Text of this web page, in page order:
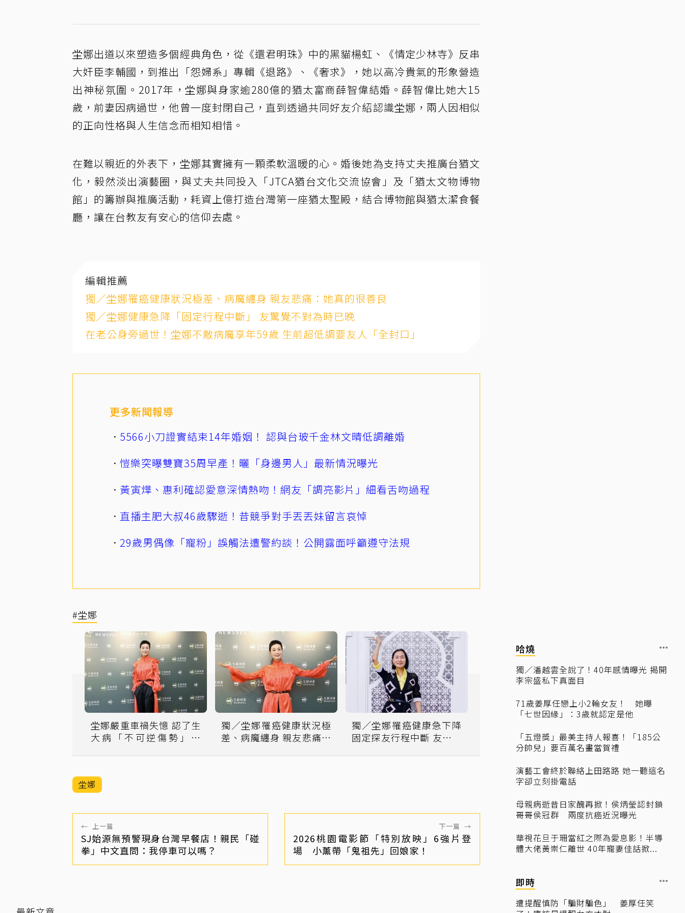
坣娜出道以來塑造多個經典角色，從《還君明珠》中的黑貓楊虹、《情定少林寺》反串
大奸臣李輔國，到推出「怨婦系」專輯《退路》、《奢求》，她以高冷貴氣的形象營造
出神秘氛圍。2017年，坣娜與身家逾280億的猶太富商薛智偉結婚。薛智偉比她大15
歲，前妻因病過世，他曾一度封閉自己，直到透過共同好友介紹認識坣娜，兩人因相似
的正向性格與人生信念而相知相惜。
在難以親近的外表下，坣娜其實擁有一顆柔軟溫暖的心。婚後她為支持丈夫推廣台猶文
化，毅然淡出演藝圈，與丈夫共同投入「JTCA猶台文化交流協會」及「猶太文物博物
館」的籌辦與推廣活動，耗資上億打造台灣第一座猶太聖殿，結合博物館與猶太潔食餐
廳，讓在台教友有安心的信仰去處。
編輯推薦
獨／坣娜罹癌健康狀況極差、病魔纏身 親友悲痛：她真的很善良
獨／坣娜健康急降「固定行程中斷」 友驚覺不對為時已晚
在老公身旁過世！坣娜不敵病魔享年59歲 生前超低調要友人「全封口」
更多新聞報導
5566小刀證實結束14年婚姻！ 認與台玻千金林文晴低調離婚
愷樂突曝雙寶35周早產！曬「身邊男人」最新情況曝光
黃寅燁、惠利確認愛意深情熱吻！網友「調亮影片」細看舌吻過程
直播主肥大叔46歲驟逝！昔競爭對手丟丟妹留言哀悼
29歲男偶像「寵粉」誤觸法遭警約談！公開露面呼籲遵守法規
#坣娜
坣娜嚴重車禍失憶 認了生
大病「不可逆傷勢」曝
獨／坣娜罹癌健康狀況極
差、病魔纏身 親友悲痛：
獨／坣娜罹癌健康急下降
固定探友行程中斷 友驚覺
坣娜
← 上一篇
SJ始源無預警現身台灣早餐店！親民「碰
拳」中文直問：我停車可以嗎？
下一篇 →
2026桃園電影節「特別放映」6強片登
場 小薰帶「鬼祖先」回娘家！
哈燒
獨／潘越雲全說了！40年感情曝光 揭開
李宗盛私下真面目
71歲姜厚任戀上小2輪女友！ 她曝
「七世因緣」：3歲就認定是他
「五燈獎」最美主持人報喜！「185公
分帥兒」要百萬名畫當賀禮
演藝工會終於聯絡上田路路 她一聽這名
字卻立刻掛電話
母親病逝昔日家醜再掀！侯炳瑩認封鎖
哥哥侯冠群 兩度抗癌近況曝光
華視花旦于珊當紅之際為愛息影！半導
體大佬黃崇仁離世 40年寵妻佳話掀...
即時
遭提醒慎防「騙財騙色」 姜厚任笑